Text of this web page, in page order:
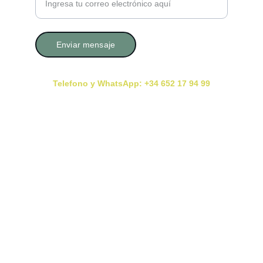
Enviar mensaje
Telefono y WhatsApp: +34 652 17 94 99